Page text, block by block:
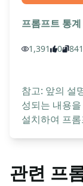
프롬프트 통계
1,391 0 841
참고: 앞의 설
성되는 내용
설치하여 프
관련 프